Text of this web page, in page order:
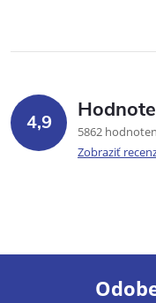
4,9
5862
Zobraziť